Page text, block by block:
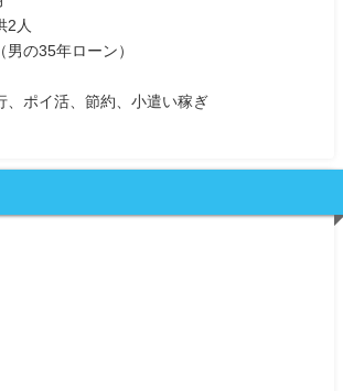
2人
男の35年ローン）
、ポイ活、節約、小遣い稼ぎ